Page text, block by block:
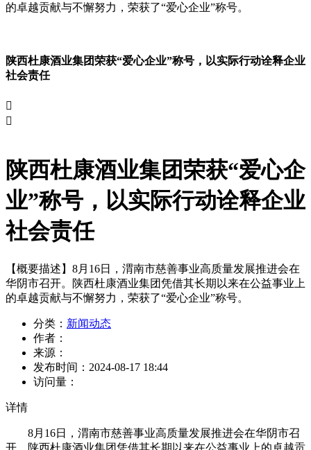
的卓越贡献与不懈努力，荣获了“爱心企业”称号。
陕西杜康酒业集团荣获“爱心企业”称号，以实际行动诠释企业
社会责任


陕西杜康酒业集团荣获“爱心企
业”称号，以实际行动诠释企业
社会责任
【概要描述】 8月16日，渭南市慈善事业高质量发展推进会在
华阴市召开。陕西杜康酒业集团凭借其长期以来在公益事业上
的卓越贡献与不懈努力，荣获了“爱心企业”称号。
分类： 新闻动态
作者：
来源：
发布时间： 2024-08-17 18:44
访问量：
详情
8月16日，渭南市慈善事业高质量发展推进会在华阴市召
开。陕西杜康酒业集团凭借其长期以来在公益事业上的卓越贡